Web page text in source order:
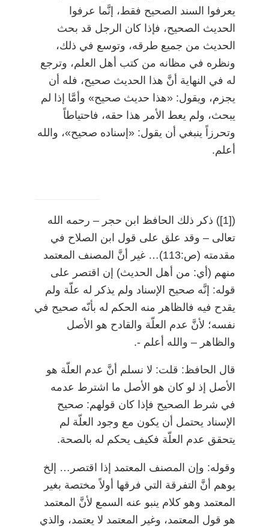
يعرفوا السند الصحيح فقط، إنَّما عرفوا
الحديث الصحيح، فإذا كان الرجل قد بحث
الحديث من جميع طرقه، وتوسع في ذلك،
ونظره في مظانه من كتب أهل العلم، وترجع
له في النهاية أنَّ هذا الحديث صحيح، فله أن
يجزم، ويقول: «هذا حديث صحيح» وأمَّا إذا لم
يبحث، ولم يعط الأمر هذا حقه، فاحتياطاً
وتحرزاً ينبغي أن يقول: «إسناده صحيح»، والله
أعلم.
([1]) ذكر ذلك الحافظ ابن حجر– رحمه الله
تعالى– وقد علق على قول ابن الصلاح في
مقدمته (ص:113)… غير أنَّ المصنف المعتمد
منهم (أي: من أهل الحديث) إن اقتصر على
قوله: إنَّه صحيح الإسناد ولم يذكر له علّة ولم
يقدح فيه فالظاهر منه الحكم له بأنّه صحيح في
نفسه؛ لأنَّ عدم العلّة والقادح هو الأصل
والظاهر– والله أعلم -.
قال الحافظ: قلت: لا نسلم أنَّ عدم العلّة هو
الأصل إذ لو كان هو الأصل ما اشترط عدمه
في شرط الصحيح فإذا كان قولهم: صحيح
الإسناد يحتمل أن يكون مع وجود العلّة لم
يتحقق عدم العلّة فكيف يحكم له بالصحة.
وقوله: وإن المصنف المعتمد إذا اقتصر… إلخ
يوهم أنَّ التفرقة التي فرقها أولاً مختصة بغير
المعتمد وهو كلام ينبو عنه السمع لأنَّ المعتمد
هو قول المعتمد، وغير المعتمد لا يعتمد، والذي